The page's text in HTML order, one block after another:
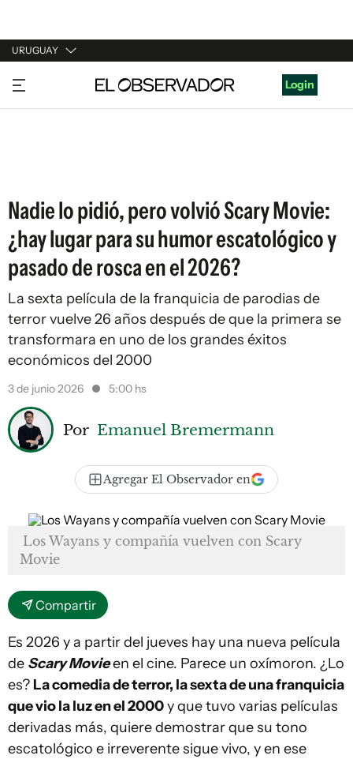
URUGUAY
URUGUAY
ARGENTINA
Login
Nadie lo pidió, pero volvió Scary Movie:
¿hay lugar para su humor escatológico y
pasado de rosca en el 2026?
La sexta película de la franquicia de parodias de
terror vuelve 26 años después de que la primera se
transformara en uno de los grandes éxitos
económicos del 2000
3 de junio 2026 5:00 hs
Por Emanuel Bremermann
Agregar El Observador en
Los Wayans y compañía vuelven con Scary
Movie
Compartir
Es 2026 y a partir del jueves hay una nueva película
de Scary Movieen el cine. Parece un oxímoron. ¿Lo
es? La comedia de terror, la sexta de una franquicia
que vio la luz en el 2000y que tuvo varias películas
derivadas más, quiere demostrar que su tono
escatológico e irreverente sigue vivo, y en ese